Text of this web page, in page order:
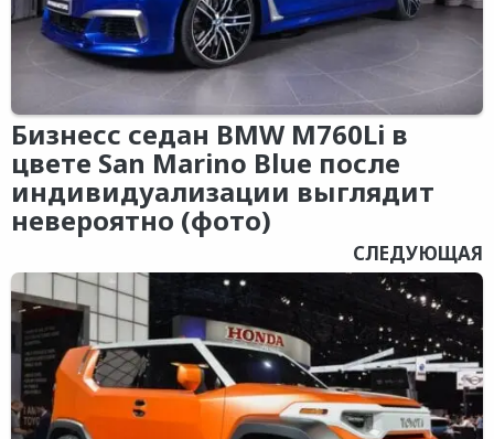
Бизнесс седан BMW M760Li в
цвете San Marino Blue после
индивидуализации выглядит
невероятно (фото)
СЛЕДУЮЩАЯ